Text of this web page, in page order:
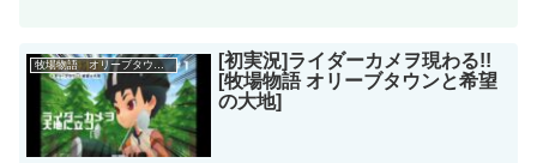
[初実況]ライダーカメヲ現わる!!
[牧場物語 オリーブタウンと希望
の大地]